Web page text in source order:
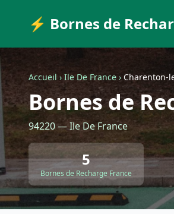
⚡ Bornes de
Accueil › Ile De France › Charenton-
Bornes de
94220 — Ile De France
5
Bornes de Recharge France